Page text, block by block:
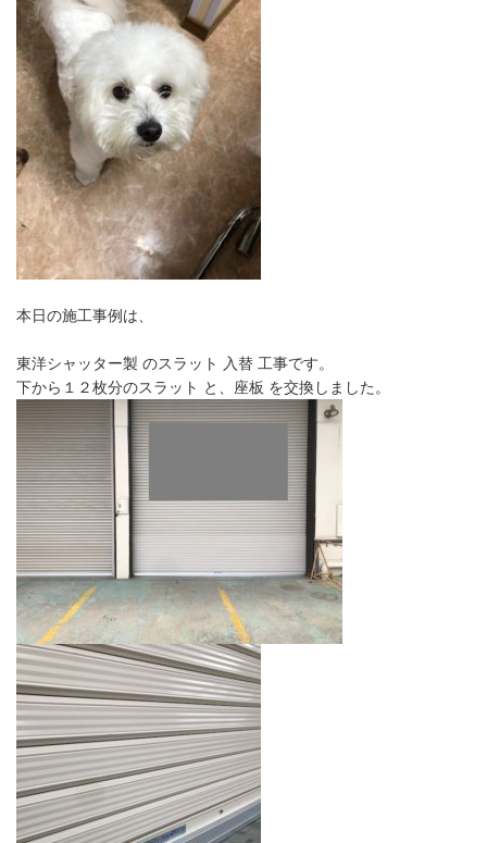
本日の施工事例は、
東洋シャッター製 のスラット 入替 工事です。
下から１２枚分のスラット と、座板 を交換しました。